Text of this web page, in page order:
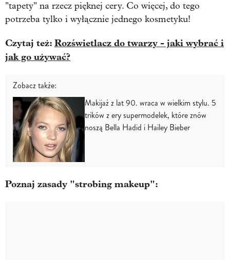
"tapety" na rzecz pięknej cery. Co więcej, do tego
potrzeba tylko i wyłącznie jednego kosmetyku!
Czytaj też: Rozświetlacz do twarzy - jaki wybrać i
jak go używać?
Zobacz także:
Makijaż z lat 90. wraca w wielkim stylu. 5
trików z ery supermodelek, które znów
noszą Bella Hadid i Hailey Bieber
Poznaj zasady "strobing makeup":